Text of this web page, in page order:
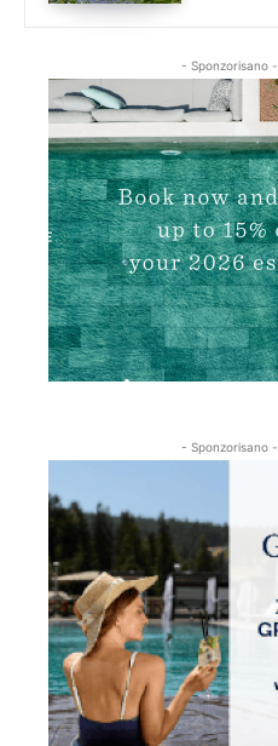
- Sponzorisano -
- Sponzorisano -